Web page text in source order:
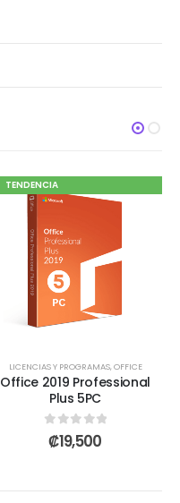
TENDENCIA
LICENCIAS Y PROGRAMAS,OFFICE
Office 2019 Professional
Plus 5PC
0out of 5
₡19,500